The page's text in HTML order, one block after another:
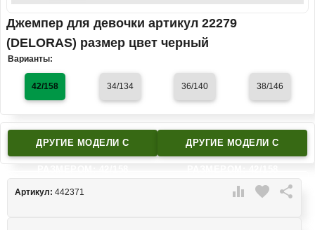
Джемпер для девочки артикул 22279
(DELORAS) размер цвет черный
Варианты:
42/158 34/134 36/140 38/146
ДРУГИЕ МОДЕЛИ C ДРУГИЕ МОДЕЛИ C
 favorite 
Артикул: 442371